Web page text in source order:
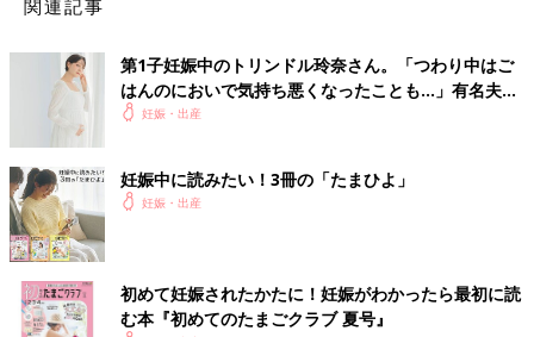
関連記事
第1子妊娠中のトリンドル玲奈さん。「つわり中はご
はんのにおいで気持ち悪くなったことも…」有名夫婦
のYouTubeから学んだ夫がつわり中にしたことと
妊娠・出産
妊娠中に読みたい！3冊の「たまひよ」
妊娠・出産
初めて妊娠されたかたに！妊娠がわかったら最初に読
む本『初めてのたまごクラブ 夏号』